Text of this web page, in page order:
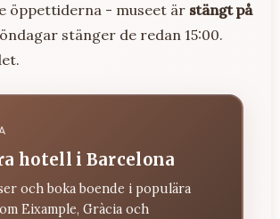
öppettiderna - museet är stängt på
stänger de redan 15:00.
hotell i Barcelona
och boka boende i populära
Eixample, Gràcia och